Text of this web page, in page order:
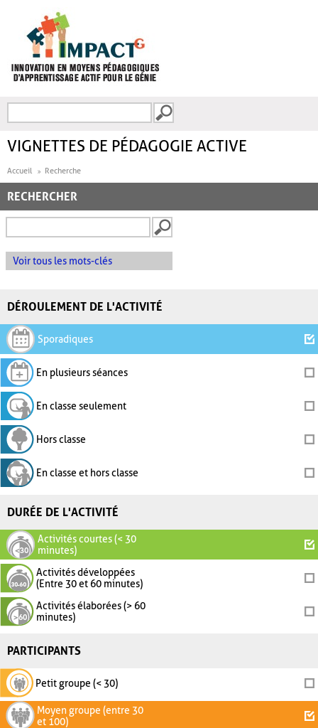
FORMULAIRE DE
VIGNETTES DE PÉDAGOGIE ACTIVE
Accueil Recherche
RECHERCHER
Voir tous les mots-clés
DÉROULEMENT DE L'ACTIVITÉ
Sporadiques
En plusieurs séances
En classe seulement
Hors classe
En classe et hors classe
DURÉE DE L'ACTIVITÉ
Activités courtes (< 30
minutes)
Activités développées
(Entre 30 et 60 minutes)
Activités élaborées (> 60
minutes)
PARTICIPANTS
Petit groupe (< 30)
Moyen groupe (entre 30
et 100)